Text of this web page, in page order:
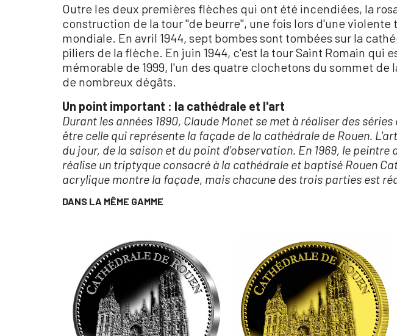
Outre les deux premières flèches qui ont été incendiées, la
construction de la tour "de beurre", une fois lors d'une
mondiale. En avril 1944, sept bombes sont tombées sur la
piliers de la flèche. En juin 1944, c'est la tour Saint Romain qui
mémorable de 1999, l'un des quatre clochetons du sommet
de nombreux dégâts.
Un point important : la cathédrale et l'art
Durant les années 1890, Claude Monet se met à réaliser des
être celle qui représente la façade de la cathédrale de Rouen.
du jour, de la saison et du point d'observation. En 1969, le
réalise un triptyque consacré à la cathédrale et baptisé Rouen
acrylique montre la façade, mais chacune des trois parties est
DANS LA MÊME GAMME